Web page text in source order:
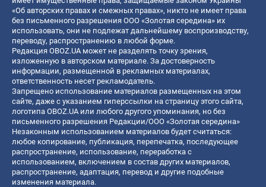
«Об авторских правах и смежных правах», никто не имеет права
без письменного разрешения ООО «Золотая середина» их
использовать, они не подлежат дальнейшему воспроизводству,
переводу, распространению в любой форме.
Редакция OBOZ.UA может не разделять точку зрения,
изложенную в авторском материале. За достоверность
информации, размещенной в рекламных материалах,
ответственность несет рекламодатель.
Запрещено использование материалов размещенных на этом
сайте, даже с указанием гиперссылки на страницу этого сайта,
логотипа OBOZ.UA или любого другого упоминания, но без
письменного разрешения Редакции/ООО «Золотая середина»
Незаконным использованием материалов будет считаться:
любое копирование, публикация, перепечатка, последующее
распространение, использование, переработка с
использованием, включением в состав других материалов,
распространение, адаптация, перевод и другие подобные
изменения материала.